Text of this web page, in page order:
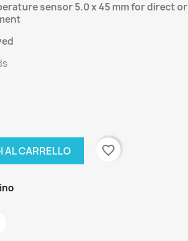
sensor 5.0 x 45 mm for direct or
AL CARRELLO favorite_border